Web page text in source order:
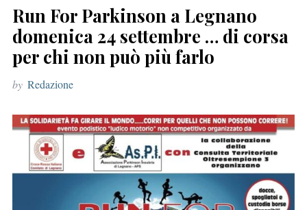
c
h
f
o
r
Run For Parkinson a Legnano
domenica 24 settembre … di corsa
per chi non può più farlo
by Redazione